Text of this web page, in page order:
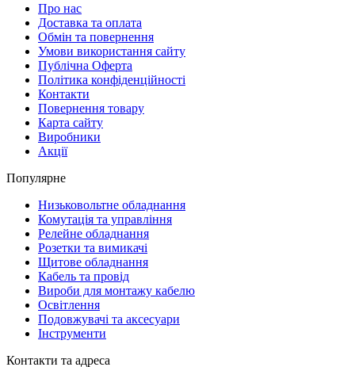
Про нас
Доставка та оплата
Обмін та повернення
Умови використання сайту
Публічна Оферта
Політика конфіденційності
Контакти
Повернення товару
Карта сайту
Виробники
Акції
Популярне
Низьковольтне обладнання
Комутація та управління
Релейне обладнання
Розетки та вимикачі
Щитове обладнання
Кабель та провід
Вироби для монтажу кабелю
Освітлення
Подовжувачі та аксесуари
Інструменти
Контакти та адреса